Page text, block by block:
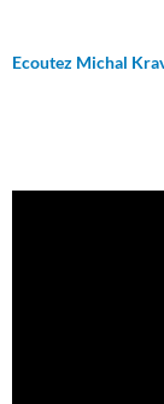
Ecoutez Michal